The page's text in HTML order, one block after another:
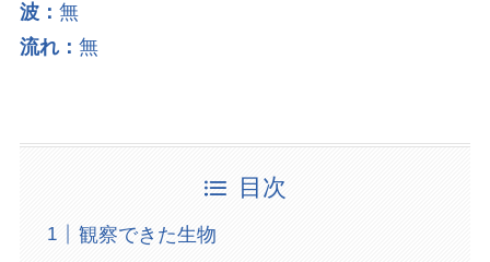
波： 無
流れ： 無
目次
観察できた生物